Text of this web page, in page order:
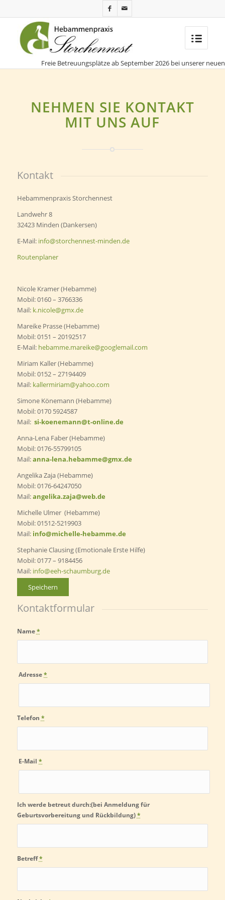
Freie Betreuungsplätze ab September 2026 bei unserer neuen
NEHMEN SIE KONTAKT
MIT UNS AUF
Kontakt
Hebammenpraxis Storchennest
Landwehr 8
32423 Minden (Dankersen)
E-Mail: info@storchennest-minden.de
Routenplaner
Nicole Kramer (Hebamme)
Mobil: 0160 – 3766336
Mail: k.nicole@gmx.de
Mareike Prasse (Hebamme)
Mobil: 0151 – 20192517
E-Mail: hebamme.mareike@googlemail.com
Miriam Kaller (Hebamme)
Mobil: 0152 – 27194409
Mail: kallermiriam@yahoo.com
Simone Könemann (Hebamme)
Mobil: 0170 5924587
Mail: si-koenemann@t-online.de
Anna-Lena Faber (Hebamme)
Mobil: 0176-55799105
Mail:anna-lena.hebamme@gmx.de
Angelika Zaja (Hebamme)
Mobil: 0176-64247050
Mail:angelika.zaja@web.de
Michelle Ulmer (Hebamme)
Mobil: 01512-5219903
Mail: info@michelle-hebamme.de
Stephanie Clausing (Emotionale Erste Hilfe)
Mobil: 0177 – 9184456
Mail: info@eeh-schaumburg.de
Speichern
Kontaktformular
Name*
Adresse*
Telefon *
E-Mail*
Ich werde betreut durch:(bei Anmeldung für
Geburtsvorbereitung und Rückbildung)*
Betreff*